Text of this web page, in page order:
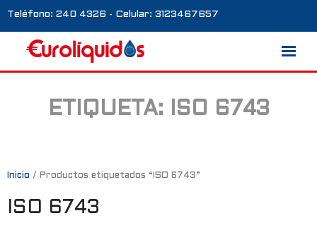
Teléfono: 240 4326 - Celular: 3123467657
Marcas
Blog
Galería
ETIQUETA: ISO 6743
Inicio / Productos etiquetados “ISO 6743”
ISO 6743